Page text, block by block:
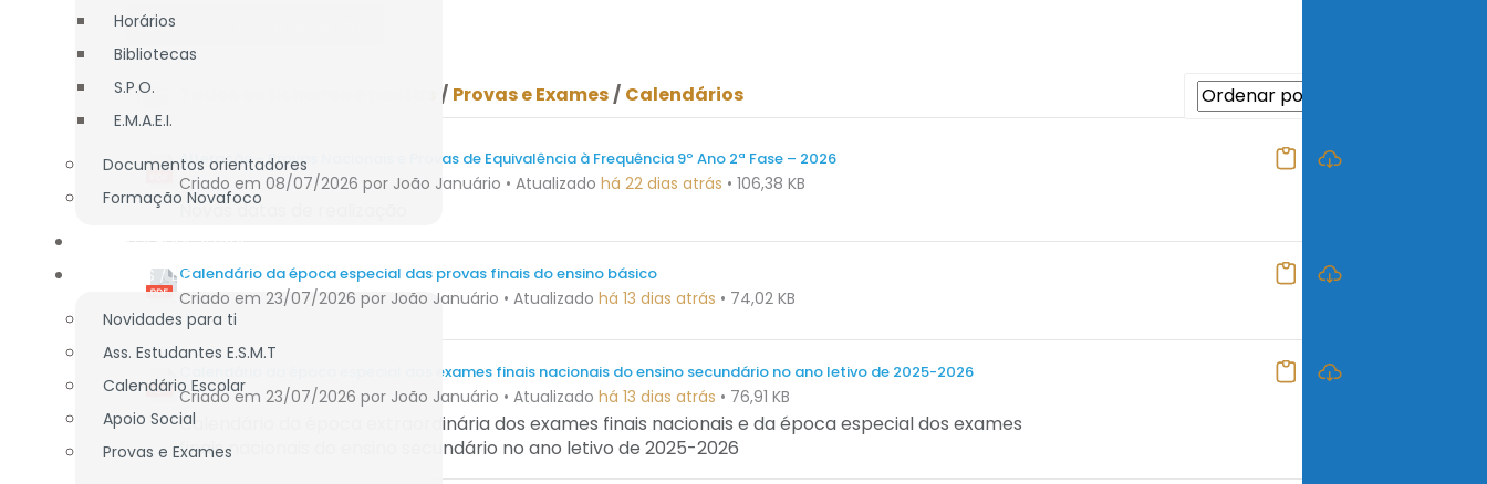
Horários
Bibliotecas
S.P.O.
E.M.A.E.I.
Documentos orientadores
Formação Novafoco
OFERTA EDUCATIVA
ALUNOS / E.E.
Novidades para ti
Ass. Estudantes E.S.M.T
Calendário Escolar
Apoio Social
Provas e Exames
Filtrar por etiquetas
/ Provas e Exames/ Calendários
Alteração - Provas Nacionais e Provas de Equivalência à Frequência 9º Ano 2ª Fase – 2026
Criado em 08/07/2026 por João Januário • Atualizado há 22 dias atrás • 106,38 KB
Novas datas de realização
Calendário da época especial das provas finais do ensino básico
Criado em 23/07/2026 por João Januário • Atualizado há 13 dias atrás • 74,02 KB
Calendário da época especial dos exames finais nacionais do ensino secundário no ano letivo de 2025-2026
Criado em 23/07/2026 por João Januário • Atualizado há 13 dias atrás • 76,91 KB
Calendário da época extraordinária dos exames finais nacionais e da época especial dos exames
finais nacionais do ensino secundário no ano letivo de 2025-2026